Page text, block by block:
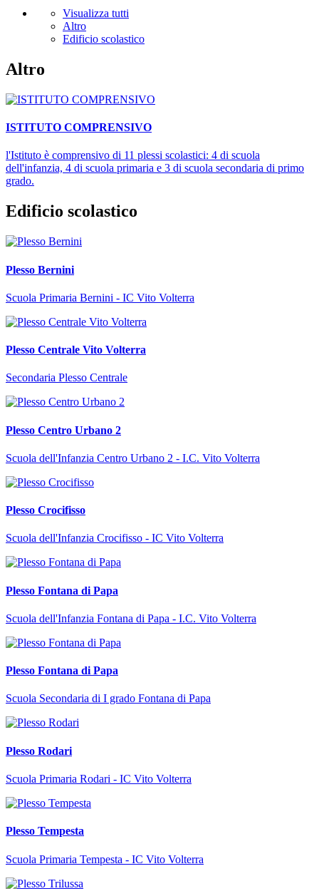
Visualizza tutti
Altro
Edificio scolastico
Altro
ISTITUTO COMPRENSIVO
l'Istituto è comprensivo di 11 plessi scolastici: 4 di scuola
dell'infanzia, 4 di scuola primaria e 3 di scuola secondaria di primo
grado.
Edificio scolastico
Plesso Bernini
Scuola Primaria Bernini - IC Vito Volterra
Plesso Centrale Vito Volterra
Secondaria Plesso Centrale
Plesso Centro Urbano 2
Scuola dell'Infanzia Centro Urbano 2 - I.C. Vito Volterra
Plesso Crocifisso
Scuola dell'Infanzia Crocifisso - IC Vito Volterra
Plesso Fontana di Papa
Scuola dell'Infanzia Fontana di Papa - I.C. Vito Volterra
Plesso Fontana di Papa
Scuola Secondaria di I grado Fontana di Papa
Plesso Rodari
Scuola Primaria Rodari - IC Vito Volterra
Plesso Tempesta
Scuola Primaria Tempesta - IC Vito Volterra